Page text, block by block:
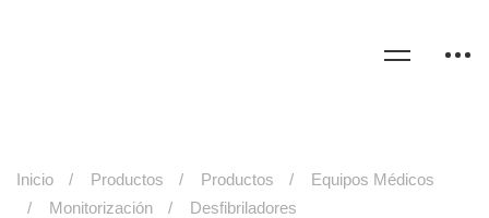
Inicio Productos Productos
Equipos Médicos
Monitorización
Desfibriladores